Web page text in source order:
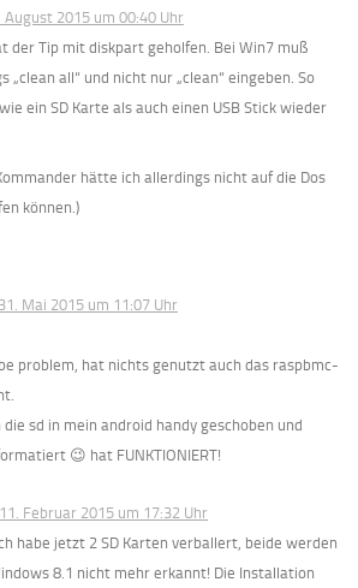
August 2015 um 00:40 Uhr
der Tip mit diskpart geholfen. Bei Win7 muß
„clean all“ und nicht nur „clean“ eingeben. So
ein SD Karte als auch einen USB Stick wieder
hätte ich allerdings nicht auf die Dos
können.)
31. Mai 2015 um 11:07 Uhr
problem, hat nichts genutzt auch das raspbmc-
sd in mein android handy geschoben und
😉 hat FUNKTIONIERT!
11. Februar 2015 um 17:32 Uhr
habe jetzt 2 SD Karten verballert, beide werden
8.1 nicht mehr erkannt! Die Installation